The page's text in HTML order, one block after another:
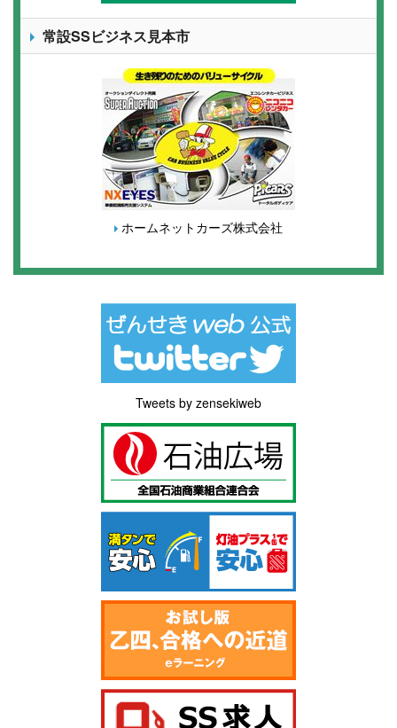
常設SSビジネス見本市
ホームネットカーズ株式会社
Tweets by zensekiweb